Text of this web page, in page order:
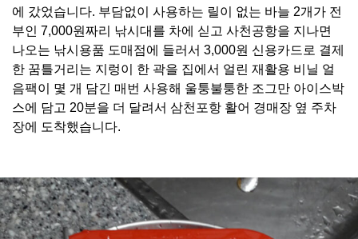
에 갔었습니다. 부담없이 사용하는 릴이 없는 바늘 2개가 전
부인 7,000원짜리 낚시대를 차에 싣고 사천공항을 지나면
나오는 낚시용품 도매점에 들러서 3,000원 신용카드로 결제
한 꿈틀거리는 지렁이 한 곽을 집에서 얼린 재활용 비닐 얼
음팩이 몇 개 담긴 매번 사용해 울퉁불퉁한 조그만 아이스박
스에 담고 20분을 더 달려서 삼천포항 활어 경매장 옆 주차
장에 도착했습니다.